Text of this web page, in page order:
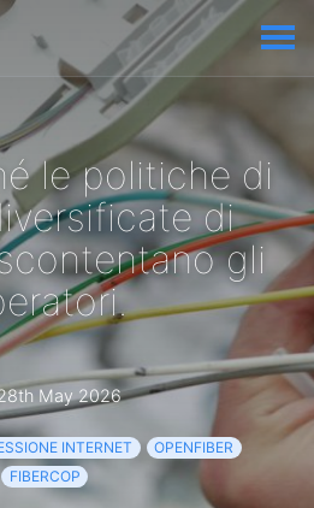
le politiche di
di
gli
May 2026
INTERNET
OPENFIBER
FIBERCOP